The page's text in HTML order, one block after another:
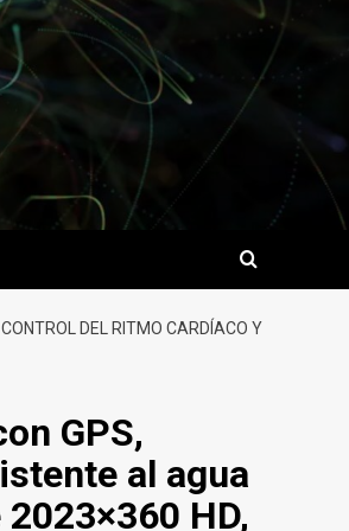
DEL RITMO CARDÍACO Y
GPS,
al agua
HD,